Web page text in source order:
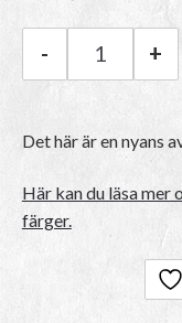
Rauma
- +
Det här är en nyans
Här kan du läsa
färger.